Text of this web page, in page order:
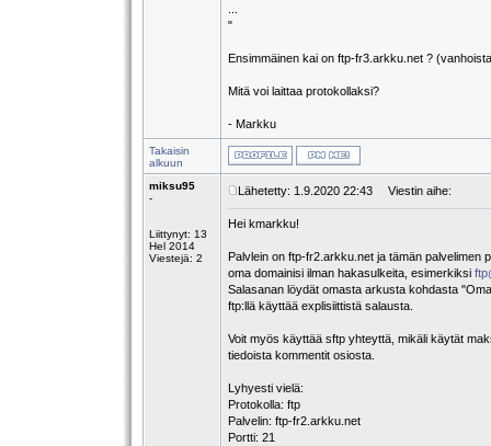
"
Ensimmäinen kai on ftp-fr3.arkku.net ?
Mitä voi laittaa protokollaksi?
- Markku
Takaisin
alkuun
miksu95
-
Liittynyt: 13
Hel 2014
Viestejä: 2
Lähetetty: 1.9.2020 22:43 Viestin aihe:
Hei kmarkku!
Palvlein on ftp-fr2.arkku.net ja tämän palvelimen
oma domainisi ilman hakasulkeita, esimerkiksi
Salasanan löydät omasta arkusta kohdasta
ftp:llä käyttää explisiittistä salausta.
Voit myös käyttää sftp yhteyttä, mikäli käytät
tiedoista kommentit osiosta.
Lyhyesti vielä:
Protokolla: ftp
Palvelin: ftp-fr2.arkku.net
Portti: 21